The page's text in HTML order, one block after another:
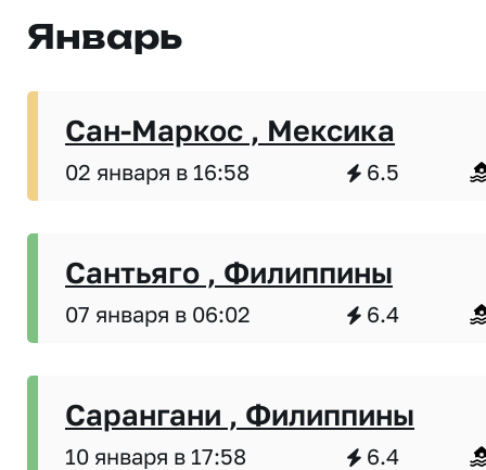
Январь
Сан-Маркос , Мексика
02 января в 16:58 6.5
Сантьяго , Филиппины
07 января в 06:02 6.4
Сарангани , Филиппины
10 января в 17:58 6.4